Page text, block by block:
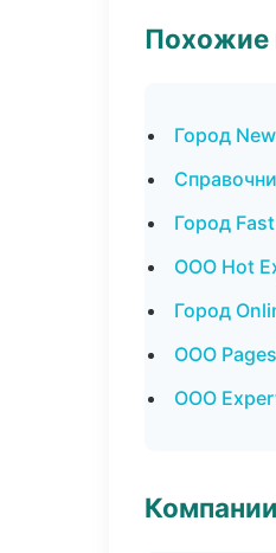
Похожие
Город
Город
ООО Hot
Город
ООО
ООО